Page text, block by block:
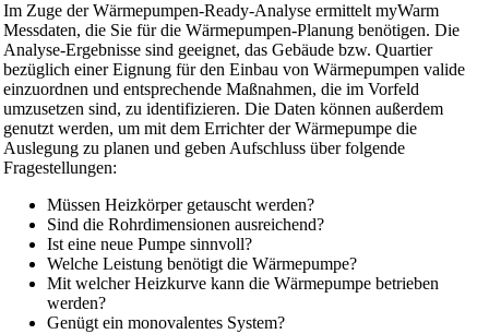
Im Zuge der Wärmepumpen-Ready-Analyse ermittelt myWarm
Messdaten, die Sie für die Wärmepumpen-Planung benötigen. Die
Analyse-Ergebnisse sind geeignet, das Gebäude bzw. Quartier
bezüglich einer Eignung für den Einbau von Wärmepumpen valide
einzuordnen und entsprechende Maßnahmen, die im Vorfeld
umzusetzen sind, zu identifizieren. Die Daten können außerdem
genutzt werden, um mit dem Errichter der Wärmepumpe die
Auslegung zu planen und geben Aufschluss über folgende
Fragestellungen:
Müssen Heizkörper getauscht werden?
Sind die Rohrdimensionen ausreichend?
Ist eine neue Pumpe sinnvoll?
Welche Leistung benötigt die Wärmepumpe?
Mit welcher Heizkurve kann die Wärmepumpe betrieben
werden?
Genügt ein monovalentes System?